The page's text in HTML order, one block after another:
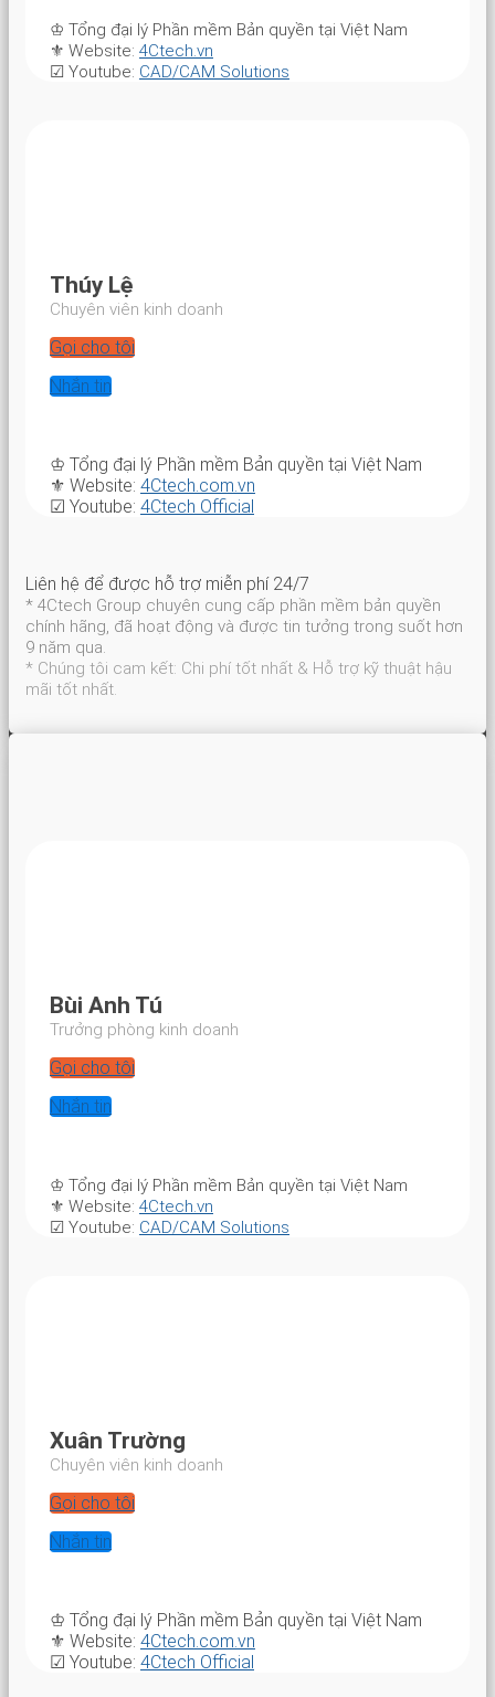
♔ Tổng đại lý Phần mềm Bản quyền tại Việt Nam
⚜ Website: 4Ctech.vn
☑ Youtube: CAD/CAM Solutions
Thúy Lệ
Chuyên viên kinh doanh
Gọi cho tôi
Nhắn tin
♔ Tổng đại lý Phần mềm Bản quyền tại Việt Nam
⚜ Website: 4Ctech.com.vn
☑ Youtube: 4Ctech Official
Liên hệ để được hỗ trợ miễn phí 24/7
* 4Ctech Group chuyên cung cấp phần mềm bản quyền
chính hãng, đã hoạt động và được tin tưởng trong suốt hơn
9 năm qua.
* Chúng tôi cam kết: Chi phí tốt nhất & Hỗ trợ kỹ thuật hậu
mãi tốt nhất.
Bùi Anh Tú
Trưởng phòng kinh doanh
Gọi cho tôi
Nhắn tin
♔ Tổng đại lý Phần mềm Bản quyền tại Việt Nam
⚜ Website: 4Ctech.vn
☑ Youtube: CAD/CAM Solutions
Xuân Trường
Chuyên viên kinh doanh
Gọi cho tôi
Nhắn tin
♔ Tổng đại lý Phần mềm Bản quyền tại Việt Nam
⚜ Website: 4Ctech.com.vn
☑ Youtube: 4Ctech Official